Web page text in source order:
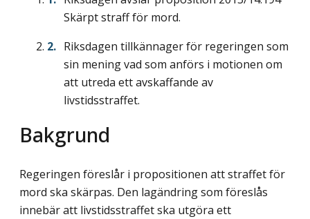
Skärpt straff för mord.
Riksdagen tillkännager för regeringen som
sin mening vad som anförs i motionen om
att utreda ett avskaffande av
livstidsstraffet.
Bakgrund
Regeringen föreslår i propositionen att straffet för
mord ska skärpas. Den lagändring som föreslås
innebär att livstidsstraffet ska utgöra ett